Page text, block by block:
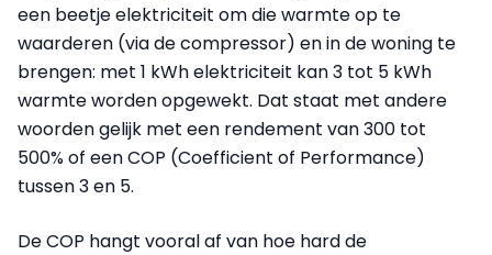
een beetje elektriciteit om die warmte op te
waarderen (via de compressor) en in de woning te
brengen: met 1 kWh elektriciteit kan 3 tot 5 kWh
warmte worden opgewekt. Dat staat met andere
woorden gelijk met een rendement van 300 tot
500% of een COP (Coefficient of Performance)
tussen 3 en 5.
De COP hangt vooral af van hoe hard de